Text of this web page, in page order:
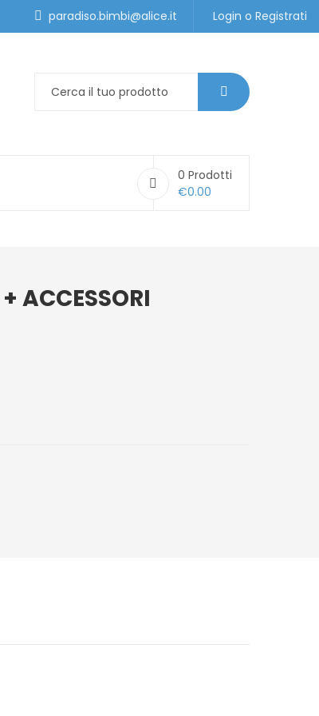
paradiso.bimbi@alice.it Login o Registrati
0 Prodotti
€0.00
ACCESSORI